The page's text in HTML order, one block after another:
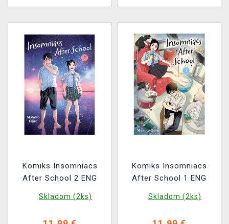
Komiks Insomniacs
After School 2 ENG
Skladom (2ks)
Komiks Insomniacs
After School 1 ENG
Skladom (2ks)